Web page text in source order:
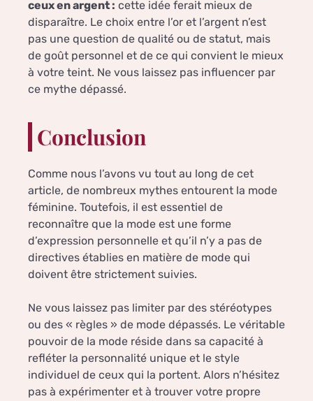
ceux en argent : cette idée ferait mieux de
disparaître. Le choix entre l’or et l’argent n’est
pas une question de qualité ou de statut, mais
de goût personnel et de ce qui convient le mieux
à votre teint. Ne vous laissez pas influencer par
ce mythe dépassé.
Conclusion
Comme nous l’avons vu tout au long de cet
article, de nombreux mythes entourent la mode
féminine. Toutefois, il est essentiel de
reconnaître que la mode est une forme
d’expression personnelle et qu’il n’y a pas de
directives établies en matière de mode qui
doivent être strictement suivies.
Ne vous laissez pas limiter par des stéréotypes
ou des « règles » de mode dépassés. Le véritable
pouvoir de la mode réside dans sa capacité à
refléter la personnalité unique et le style
individuel de ceux qui la portent. Alors n’hésitez
pas à expérimenter et à trouver votre propre